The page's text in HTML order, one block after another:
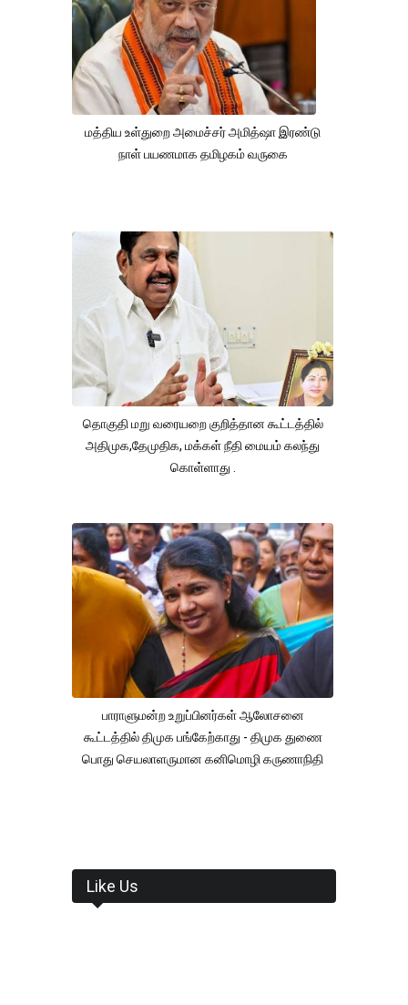
மத்திய உள்துறை அமைச்சர் அமித்ஷா இரண்டு
நாள் பயணமாக தமிழகம் வருகை
தொகுதி மறு வரையறை குறித்தான கூட்டத்தில்
அதிமுக,தேமுதிக, மக்கள் நீதி மையம் கலந்து
கொள்ளாது .
பாராளுமன்ற உறுப்பினர்கள் ஆலோசனை
கூட்டத்தில் திமுக பங்கேற்காது - திமுக துணை
பொது செயலாளருமான கனிமொழி கருணாநிதி
Like Us